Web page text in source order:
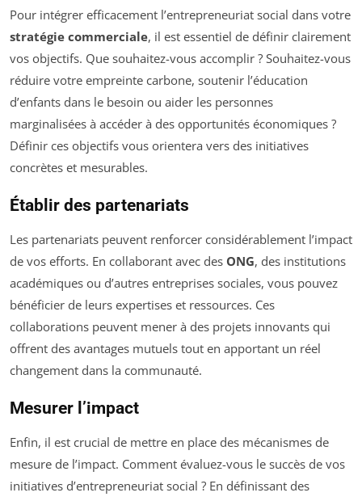
Pour intégrer efficacement l’entrepreneuriat social dans votre
stratégie commerciale, il est essentiel de définir clairement
vos objectifs. Que souhaitez-vous accomplir ? Souhaitez-vous
réduire votre empreinte carbone, soutenir l’éducation
d’enfants dans le besoin ou aider les personnes
marginalisées à accéder à des opportunités économiques ?
Définir ces objectifs vous orientera vers des initiatives
concrètes et mesurables.
Établir des partenariats
Les partenariats peuvent renforcer considérablement l’impact
de vos efforts. En collaborant avec des ONG, des institutions
académiques ou d’autres entreprises sociales, vous pouvez
bénéficier de leurs expertises et ressources. Ces
collaborations peuvent mener à des projets innovants qui
offrent des avantages mutuels tout en apportant un réel
changement dans la communauté.
Mesurer l’impact
Enfin, il est crucial de mettre en place des mécanismes de
mesure de l’impact. Comment évaluez-vous le succès de vos
initiatives d’entrepreneuriat social ? En définissant des